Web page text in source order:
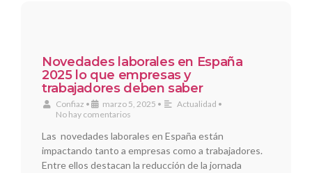
Novedades laborales en España
2025 lo que empresas y
trabajadores deben saber
Confiaz • marzo 5, 2025 • Actualidad •
No hay comentarios
Las novedades laborales en España están
impactando tanto a empresas como a trabajadores.
Entre ellos destacan la reducción de la jornada